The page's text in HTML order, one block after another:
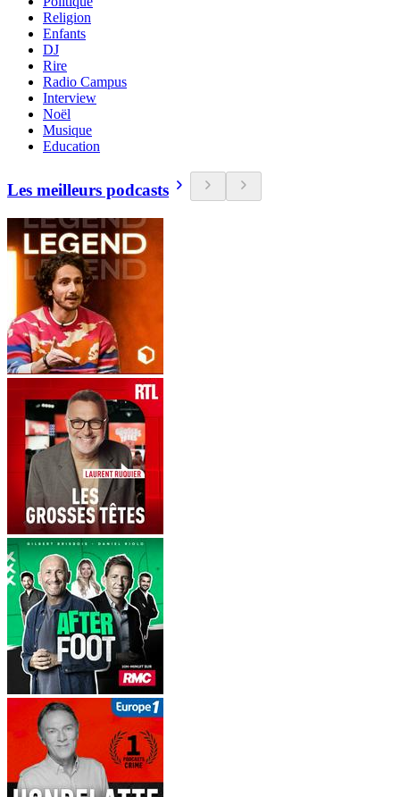
Religion
Enfants
DJ
Rire
Radio Campus
Interview
Noël
Musique
Education
Les meilleurs podcasts